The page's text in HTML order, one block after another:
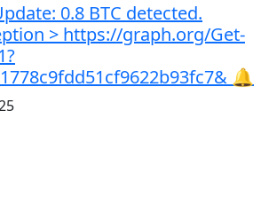
0.8 BTC detected.
> https://graph.org/Get-
🔔